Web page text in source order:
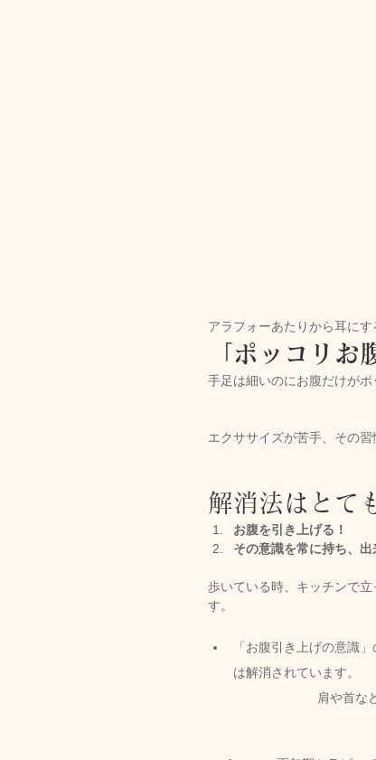
アラフォーあたりから耳に
「ポッコリお
手足は細いのにお腹だけがポ
エクササイズが苦手、その
解消法はとて
お腹を引き上げる！
その意識を常に持ち、
歩いている時、キッチンで
す。
「お腹引き上げの意識
は解消されています。
肩や首な